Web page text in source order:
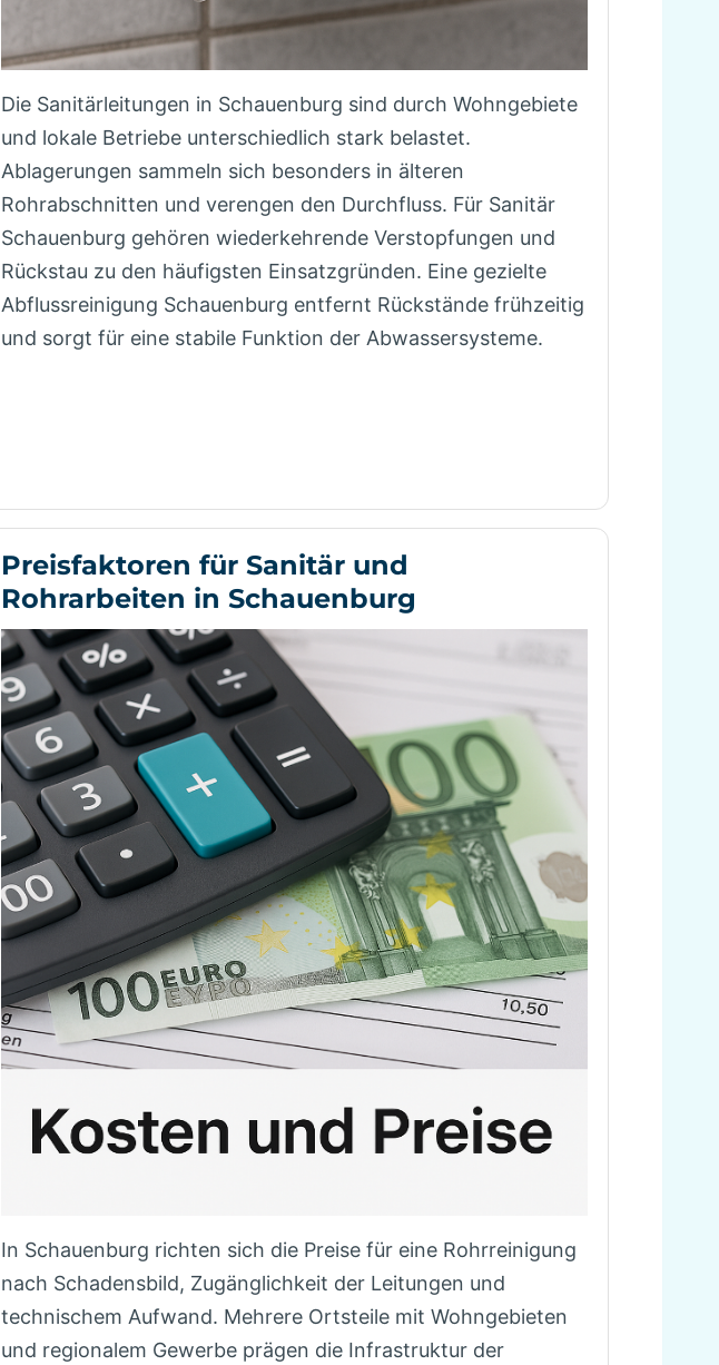
Die Sanitärleitungen in Schauenburg sind durch Wohngebiete
und lokale Betriebe unterschiedlich stark belastet.
Ablagerungen sammeln sich besonders in älteren
Rohrabschnitten und verengen den Durchfluss. Für Sanitär
Schauenburg gehören wiederkehrende Verstopfungen und
Rückstau zu den häufigsten Einsatzgründen. Eine gezielte
Abflussreinigung Schauenburg entfernt Rückstände frühzeitig
und sorgt für eine stabile Funktion der Abwassersysteme.
Preisfaktoren für Sanitär und
Rohrarbeiten in Schauenburg
In Schauenburg richten sich die Preise für eine Rohrreinigung
nach Schadensbild, Zugänglichkeit der Leitungen und
technischem Aufwand. Mehrere Ortsteile mit Wohngebieten
und regionalem Gewerbe prägen die Infrastruktur der